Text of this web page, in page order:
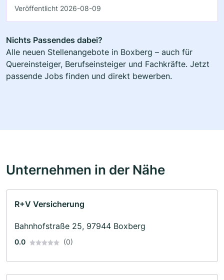
Veröffentlicht 2026-08-09
Nichts Passendes dabei?
Alle neuen Stellenangebote in Boxberg – auch für
Quereinsteiger, Berufseinsteiger und Fachkräfte. Jetzt
passende Jobs finden und direkt bewerben.
Unternehmen in der Nähe
R+V Versicherung
Bahnhofstraße 25, 97944 Boxberg
0.0 (0)